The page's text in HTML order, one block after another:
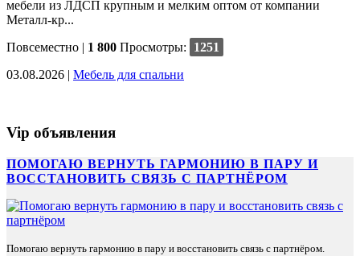
мебели из ЛДСП крупным и мелким оптом от компании
Металл-кр...
Повсеместно | 1 800 Просмотры:
1251
03.08.2026 | Мебель для спальни
Vip объявления
ПОМОГАЮ ВЕРНУТЬ ГАРМОНИЮ В ПАРУ И
ВОССТАНОВИТЬ СВЯЗЬ С ПАРТНЁРОМ
Помогаю вернуть гармонию в пару и восстановить связь с партнёром.